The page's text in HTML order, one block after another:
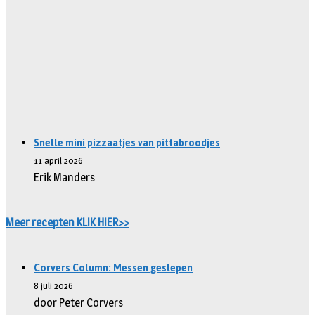
Snelle mini pizzaatjes van pittabroodjes
11 april 2026
Erik Manders
Meer recepten KLIK HIER>>
Corvers Column: Messen geslepen
8 juli 2026
door Peter Corvers